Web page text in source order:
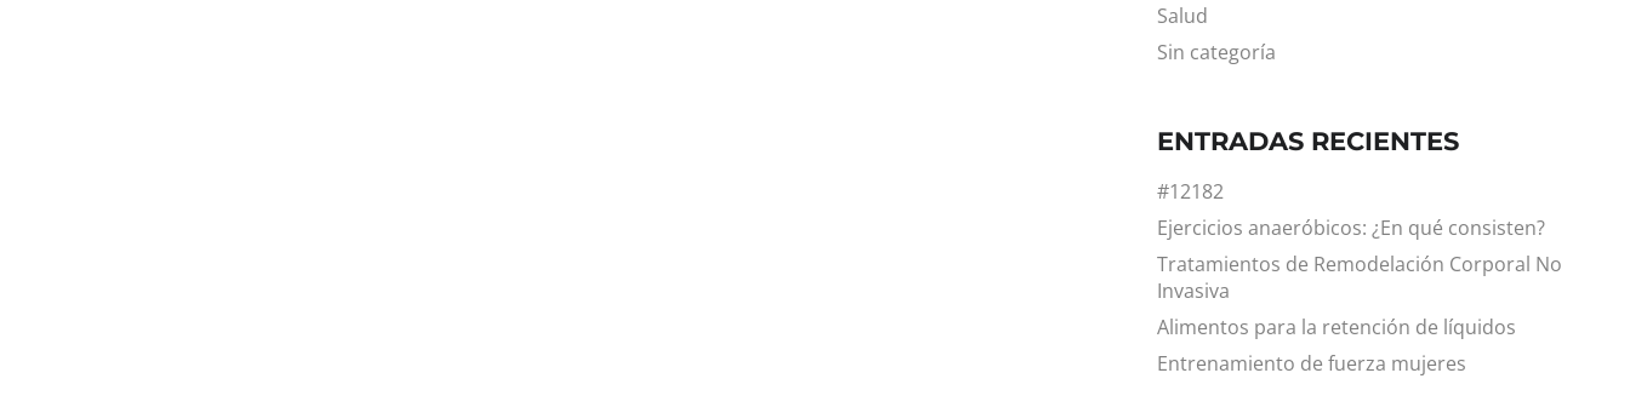
Salud
Sin categoría
ENTRADAS RECIENTES
#12182
Ejercicios anaeróbicos: ¿En qué consisten?
Tratamientos de Remodelación Corporal No
Invasiva
Alimentos para la retención de líquidos
Entrenamiento de fuerza mujeres